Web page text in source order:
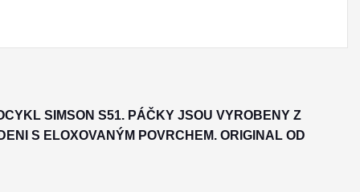
SIMSON S51. PÁČKY JSOU VYROBENY Z
S ELOXOVANÝM POVRCHEM. ORIGINAL OD